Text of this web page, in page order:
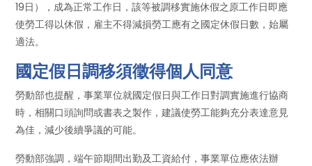
19日），成為正常工作日，該等被調移實施休假之原工作日即應
使勞工得以休假，雇主不得減損勞工應有之國定休假日數，始屬
適法。
國定假日調移須徵得個人同意
勞動部也提醒，事業單位就國定假日與工作日對調實施進行協商
時，相關口頭詢問或書表之製作，建議使勞工能夠充分表達意見
為佳，減少後續爭議的可能。
勞動部強調，端午節期間出勤及工資給付，事業單位應依法辦